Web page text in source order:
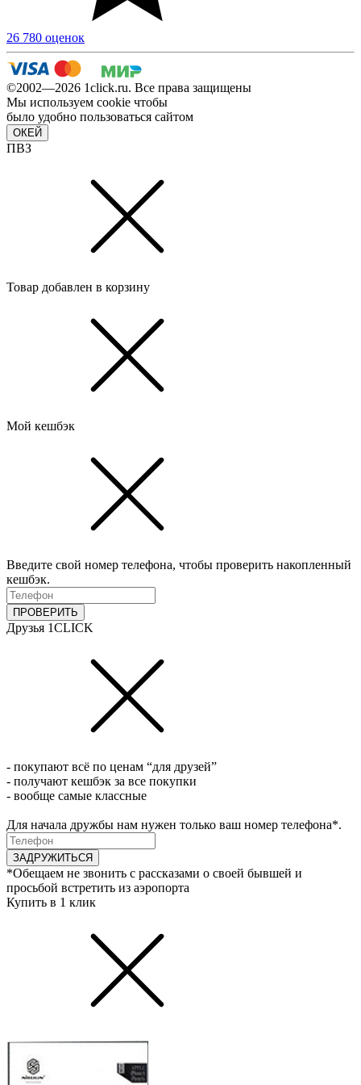
26 780 оценок
©2002—2026 1сlick.ru. Все права защищены
Мы используем cookie чтобы
было удобно пользоваться сайтом
ОКЕЙ
ПВЗ
Товар добавлен в корзину
Мой кешбэк
Введите свой номер телефона, чтобы проверить накопленный
кешбэк.
ПРОВЕРИТЬ
Друзья 1CLICK
- покупают всё по ценам “для друзей”
- получают кешбэк за все покупки
- вообще самые классные
Для начала дружбы нам нужен только ваш номер телефона*.
ЗАДРУЖИТЬСЯ
*Обещаем не звонить с рассказами о своей бывшей и
просьбой встретить из аэропорта
Купить в 1 клик